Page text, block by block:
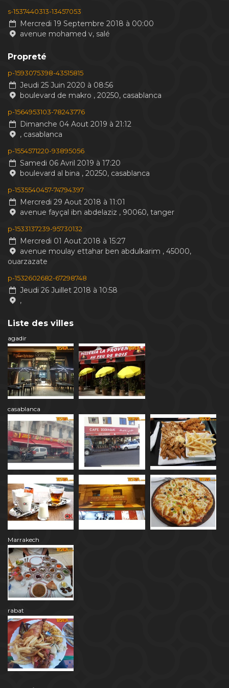
s-1537440313-13457053
Mercredi 19 Septembre 2018 à 00:00
avenue mohamed v, salé
Propreté
p-1593075398-43515815
Jeudi 25 Juin 2020 à 08:56
boulevard de makro , 20250, casablanca
p-1564953103-78243776
Dimanche 04 Aout 2019 à 21:12
, casablanca
p-1554571220-93895056
Samedi 06 Avril 2019 à 17:20
boulevard al bina , 20250, casablanca
p-1535540457-74794397
Mercredi 29 Aout 2018 à 11:01
avenue fayçal ibn abdelaziz , 90060, tanger
p-1533137239-95730132
Mercredi 01 Aout 2018 à 15:27
avenue moulay ettahar ben abdulkarim , 45000,
ouarzazate
p-1532602682-67298748
Jeudi 26 Juillet 2018 à 10:58
,
Liste des villes
agadir
casablanca
Marrakech
rabat